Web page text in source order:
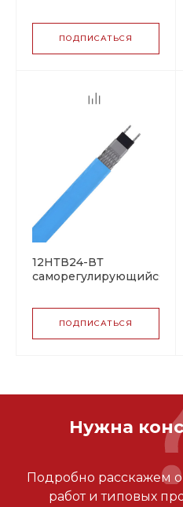
ПОДПИСАТЬСЯ
12НТВ24-ВТ
саморегулирующийся
ПОДПИСАТЬСЯ
Нужна
Подробно расскажем
работ и типовых